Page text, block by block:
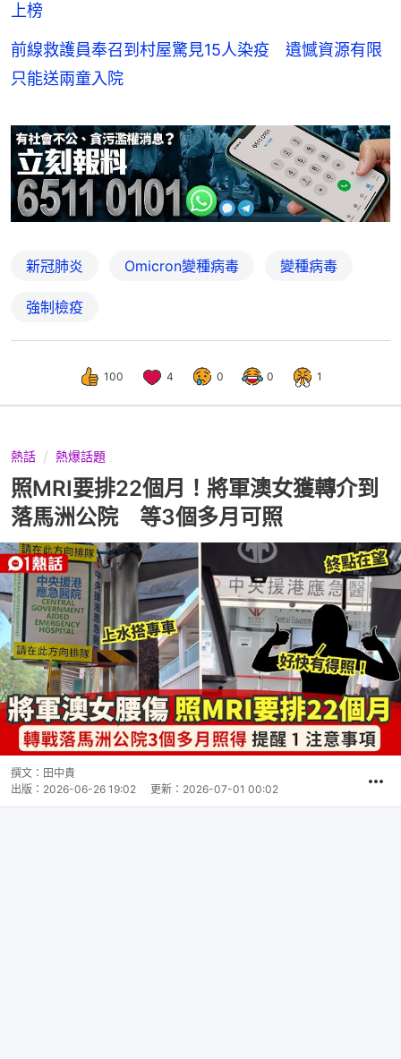
上榜
前線救護員奉召到村屋驚見15人染疫 遺憾資源有限
只能送兩童入院
新冠肺炎 Omicron變種病毒 變種病毒
強制檢疫
100 4 0 0 1
熱話 熱爆話題
照MRI要排22個月！將軍澳女獲轉介到
落馬洲公院 等3個多月可照
撰文： 田中貴
出版： 2026-06-26 19:02 更新： 2026-07-01 00:02